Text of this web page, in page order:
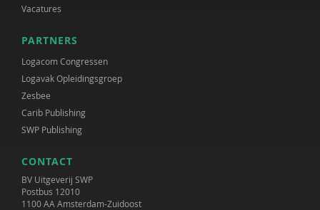
Vacatures
PARTNERS
Logacom Congressen
Logavak Opleidingsgroep
Zesbee
Carib Publishing
SWP Publishing
CONTACT
BV Uitgeverij SWP
Postbus 12010
1100 AA Amsterdam-Zuidoost